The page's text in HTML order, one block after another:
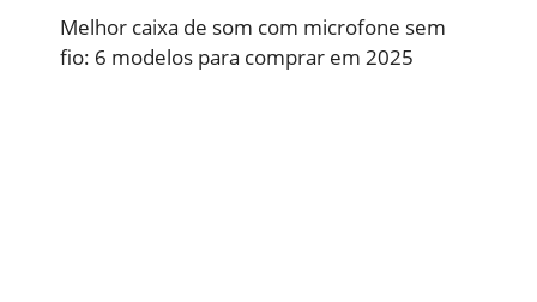
Melhor caixa de som com microfone sem
fio: 6 modelos para comprar em 2025